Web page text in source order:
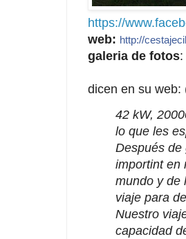
https://
web: http://
galeria de fotos:
dicen en su web:
42 kW,
lo que les
Después de
importint en
mundo y de
viaje para
Nuestro
capacidad